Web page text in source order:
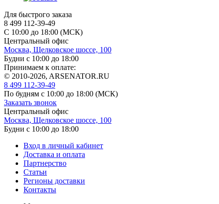
Для быстрого заказа
8 499 112-39-49
С 10:00 до 18:00 (МСК)
Центральный офис
Москва, Щелковское шоссе, 100
Будни с 10:00 до 18:00
Принимаем к оплате:
© 2010-2026, ARSENATOR.RU
8 499 112-39-49
По будням с 10:00 до 18:00 (МСК)
Заказать звонок
Центральный офис
Москва, Щелковское шоссе, 100
Будни с 10:00 до 18:00
Вход в личный кабинет
Доставка и оплата
Партнерство
Статьи
Регионы доставки
Контакты